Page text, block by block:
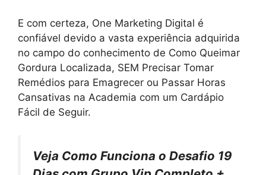
E com certeza, One Marketing Digital é
confiável devido a vasta experiência adquirida
no campo do conhecimento de Como Queimar
Gordura Localizada, SEM Precisar Tomar
Remédios para Emagrecer ou Passar Horas
Cansativas na Academia com um Cardápio
Fácil de Seguir.
Veja Como Funciona o Desafio 19